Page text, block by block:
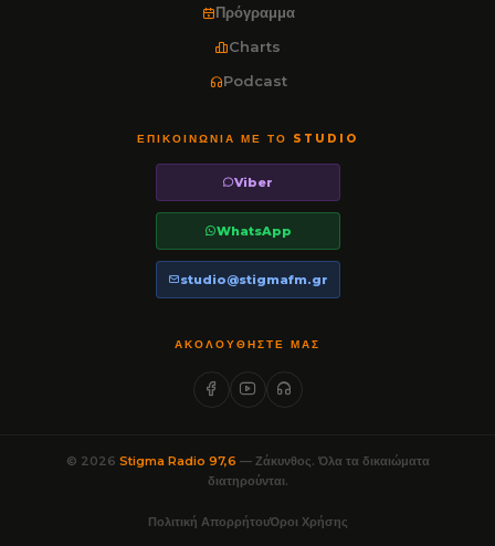
Πρόγραμμα
Charts
Podcast
ΕΠΙΚΟΙΝΩΝΊΑ ΜΕ ΤΟ STUDIO
Viber
WhatsApp
studio@stigmafm.gr
ΑΚΟΛΟΥΘΉΣΤΕ ΜΑΣ
© 2026 Stigma Radio 97,6 — Ζάκυνθος. Όλα τα δικαιώματα
διατηρούνται.
Πολιτική ΑπορρήτουΌροι Χρήσης